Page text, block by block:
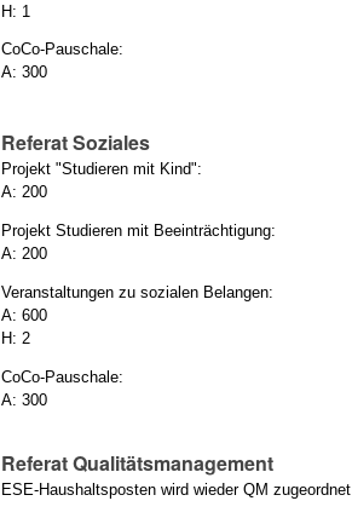
H: 1
CoCo-Pauschale:
A: 300
Referat Soziales
Projekt "Studieren mit Kind":
A: 200
Projekt Studieren mit Beeinträchtigung:
A: 200
Veranstaltungen zu sozialen Belangen:
A: 600
H: 2
CoCo-Pauschale:
A: 300
Referat Qualitätsmanagement
ESE-Haushaltsposten wird wieder QM zugeordnet